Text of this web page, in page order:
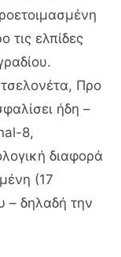
τις ελπίδες
Προ
ήδη –
8,
διαφορά
(17
– δηλαδή την